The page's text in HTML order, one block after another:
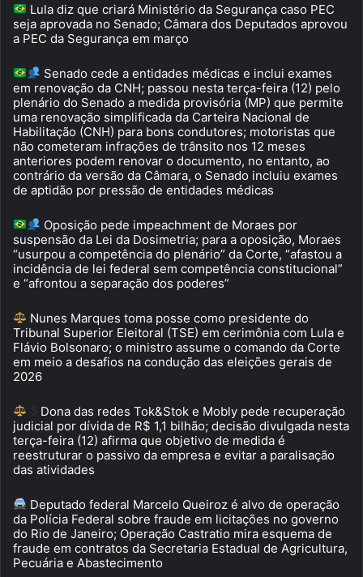
Lula diz que criará Ministério da Segurança caso PEC
seja aprovada no Senado; Câmara dos Deputados aprovou
a PEC da Segurança em março
Senado cede a entidades médicas e inclui exames
em renovação da CNH; passou nesta terça-feira (12) pelo
plenário do Senado a medida provisória (MP) que permite
uma renovação simplificada da Carteira Nacional de
Habilitação (CNH) para bons condutores; motoristas que
não cometeram infrações de trânsito nos 12 meses
anteriores podem renovar o documento, no entanto, ao
contrário da versão da Câmara, o Senado incluiu exames
de aptidão por pressão de entidades médicas
Oposição pede impeachment de Moraes por
suspensão da Lei da Dosimetria; para a oposição, Moraes
“usurpou a competência do plenário” da Corte, “afastou a
incidência de lei federal sem competência constitucional”
e “afrontou a separação dos poderes”
Nunes Marques toma posse como presidente do
Tribunal Superior Eleitoral (TSE) em cerimônia com Lula e
Flávio Bolsonaro; o ministro assume o comando da Corte
em meio a desafios na condução das eleições gerais de
2026
Dona das redes Tok&Stok e Mobly pede recuperação
judicial por dívida de R$ 1,1 bilhão; decisão divulgada nesta
terça-feira (12) afirma que objetivo de medida é
reestruturar o passivo da empresa e evitar a paralisação
das atividades
Deputado federal Marcelo Queiroz é alvo de operação
da Polícia Federal sobre fraude em licitações no governo
do Rio de Janeiro; Operação Castratio mira esquema de
fraude em contratos da Secretaria Estadual de Agricultura,
Pecuária e Abastecimento